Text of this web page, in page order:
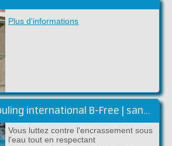
Plus d'informations
Tout sur l'antifouling international B-Free | sans biocides
Vous luttez contre l'encrassement sous
l'eau tout en respectant